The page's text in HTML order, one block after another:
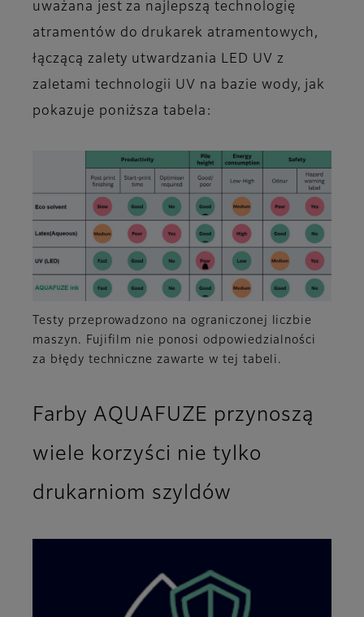
uważana jest za najlepszą technologię
atramentów do drukarek atramentowych,
łączącą zalety utwardzania LED UV z
zaletami technologii UV na bazie wody, jak
pokazuje poniższa tabela:
Testy przeprowadzono na ograniczonej liczbie
maszyn. Fujifilm nie ponosi odpowiedzialności
za błędy techniczne zawarte w tej tabeli.
Farby AQUAFUZE przynoszą
wiele korzyści nie tylko
drukarniom szyldów